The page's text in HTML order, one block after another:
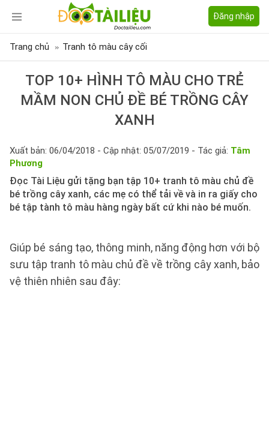
Đăng nhập
Trang chủ Tranh tô màu cây cối
TOP 10+ HÌNH TÔ MÀU CHO TRẺ
MẦM NON CHỦ ĐỀ BÉ TRỒNG CÂY
XANH
Xuất bản: 06/04/2018 - Cập nhật: 05/07/2019 - Tác giả: Tâm
Phương
Đọc Tài Liệu gửi tặng bạn tập 10+ tranh tô màu chủ đề
bé trồng cây xanh, các mẹ có thể tải về và in ra giấy cho
bé tập tành tô màu hàng ngày bất cứ khi nào bé muốn.
Giúp bé sáng tạo, thông minh, năng động hơn với bộ
sưu tập tranh tô màu chủ đề về trồng cây xanh, bảo
vệ thiên nhiên sau đây: